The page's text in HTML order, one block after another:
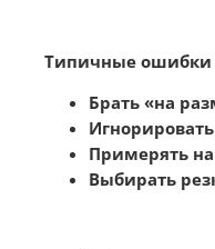
Типичные ошибки
Брать «на
Примерять на
Выбирать